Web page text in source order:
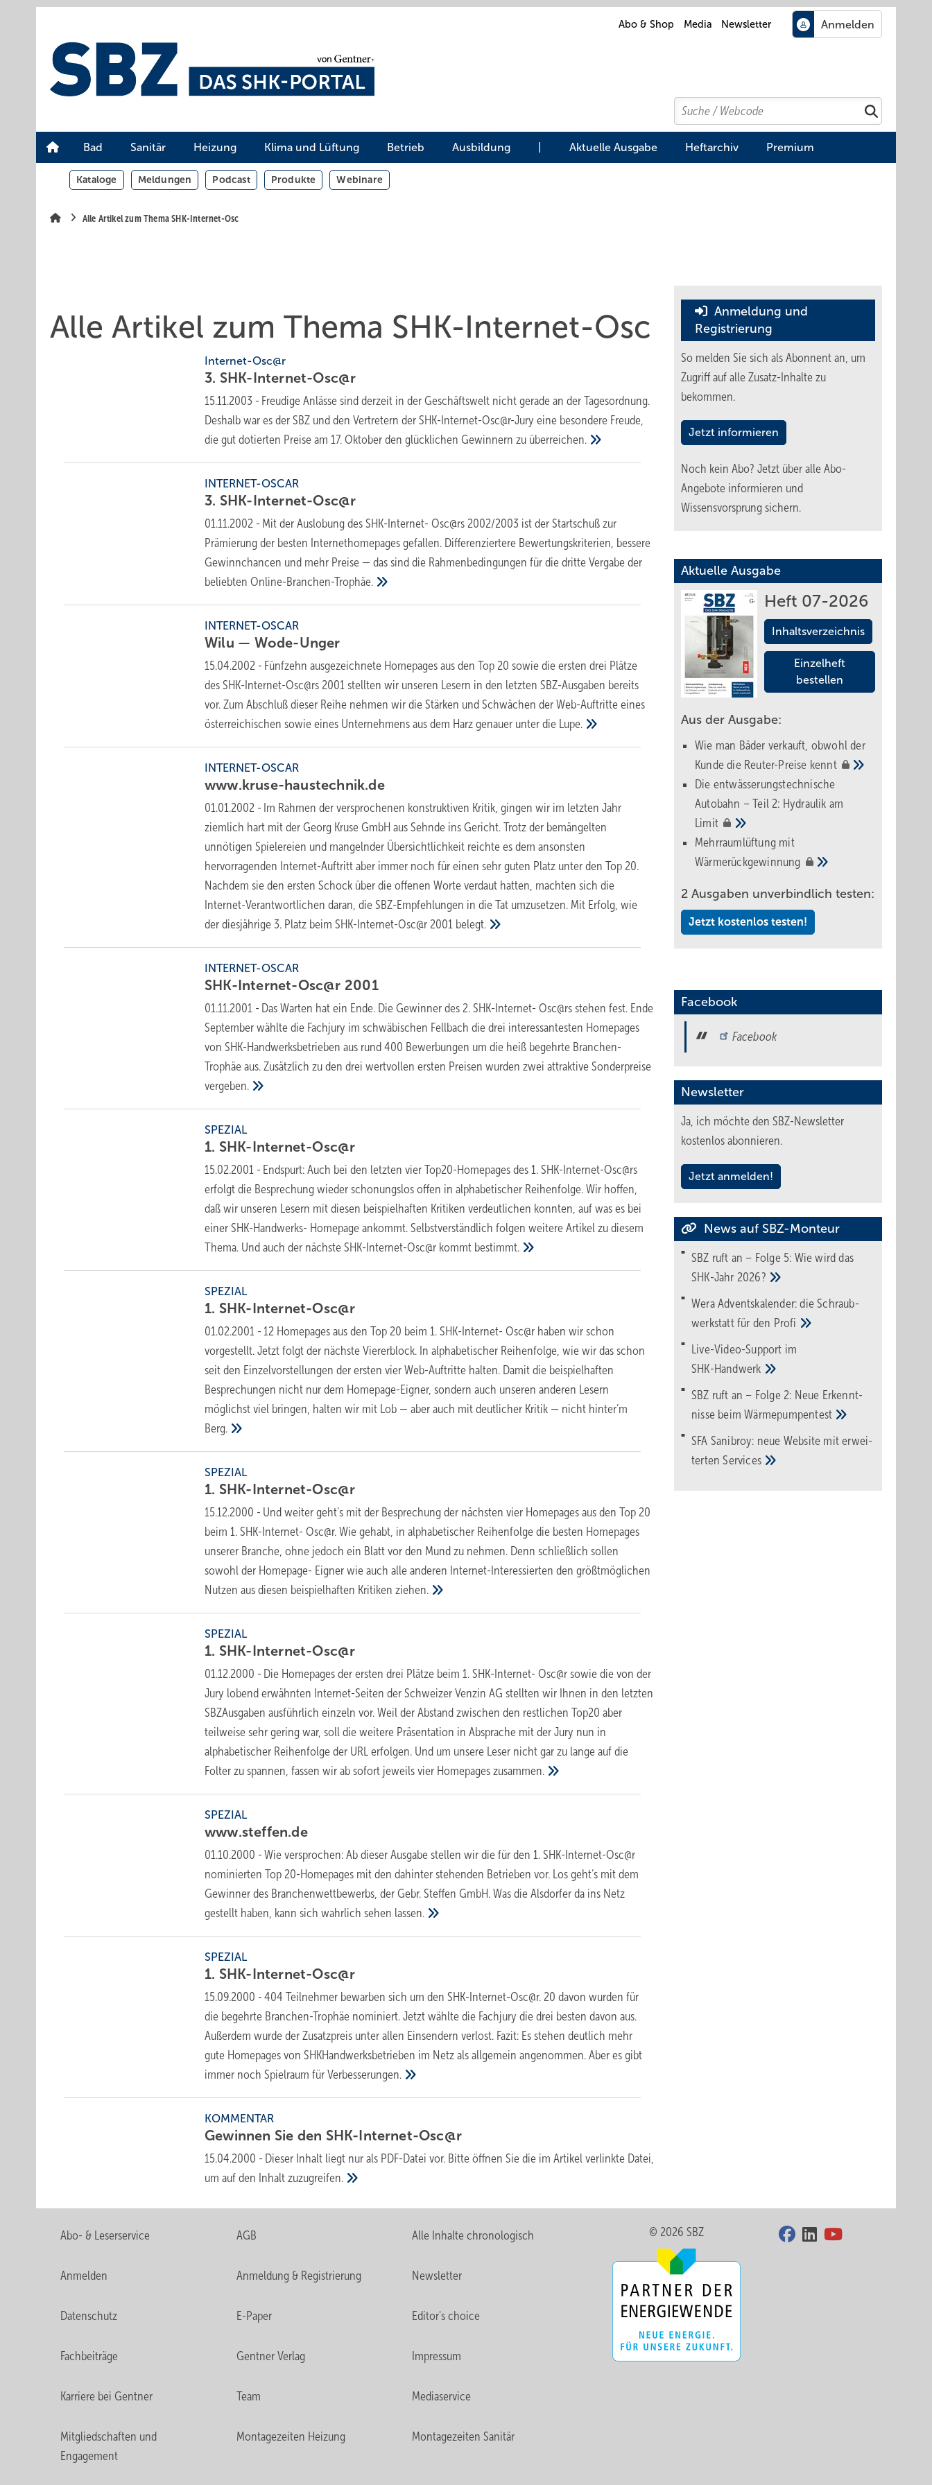
Abo & Shop Media Newsletter
Search
Suchen
Bad Sanitär Heizung Klima und Lüftung Betrieb Ausbildung Aktuelle Ausgabe Heftarchiv Premium
Kataloge Meldungen Podcast Produkte Webinare
Alle Artikel zum Thema SHK-Internet-Osc
Alle Artikel zum Thema SHK-Internet-Osc
Internet-Osc@r
3. SHK-Internet-Osc@r
15.11.2003 - Freudige Anlässe sind derzeit in der Geschäftswelt nicht gerade an der Tagesordnung.
Deshalb war es der SBZ und den Vertretern der SHK-Internet-Osc@r-Jury eine besondere Freude,
die gut dotierten Preise am 17. Oktober den glücklichen Gewinnern zu überreichen.
INTERNET-OSCAR
3. SHK-Internet-Osc@r
01.11.2002 - Mit der Auslobung des SHK-Internet- Osc@rs 2002/2003 ist der Startschuß zur
Prämierung der besten Internethomepages gefallen. Differenziertere Bewertungskriterien, bessere
Gewinnchancen und mehr Preise — das sind die Rahmenbedingungen für die dritte Vergabe der
beliebtenOnline-Branchen-Trophäe.
INTERNET-OSCAR
Wilu — Wode-Unger
15.04.2002 - Fünfzehn ausgezeichnete Homepages aus den Top 20 sowie die ersten drei Plätze
des SHK-Internet-Osc@rs 2001 stellten wir unseren Lesern in den letzten SBZ-Ausgaben bereits
vor. Zum Abschluß dieser Reihe nehmen wir die Stärken und Schwächen der Web-Auftritte eines
österreichischen sowie eines Unternehmens aus dem Harz genauer unter die Lupe.
INTERNET-OSCAR
www.kruse-haustechnik.de
01.01.2002 - Im Rahmen der versprochenen konstruktiven Kritik, gingen wir im letzten Jahr
ziemlich hart mit der Georg Kruse GmbH aus Sehnde ins Gericht. Trotz der bemängelten
unnötigen Spielereien und mangelnder Übersichtlichkeit reichte es dem ansonsten
hervorragenden Internet-Auftritt aber immer noch für einen sehr guten Platz unter den Top 20.
Nachdem sie den ersten Schock über die offenen Worte verdaut hatten, machten sich die
Internet-Verantwortlichen daran, die SBZ-Empfehlungen in die Tat umzusetzen. Mit Erfolg, wie
der diesjährige 3. Platz beim SHK-Internet-Osc@r 2001 belegt.
INTERNET-OSCAR
SHK-Internet-Osc@r 2001
01.11.2001 - Das Warten hat ein Ende. Die Gewinner des 2. SHK-Internet- Osc@rs stehen fest. Ende
September wählte die Fachjury im schwäbischen Fellbach die drei interessantesten Homepages
von SHK-Handwerksbetrieben aus rund 400 Bewerbungen um die heiß begehrte Branchen-
Trophäe aus. Zusätzlich zu den drei wertvollen ersten Preisen wurden zwei attraktive Sonderpreise
vergeben.
SPEZIAL
1. SHK-Internet-Osc@r
15.02.2001 - Endspurt: Auch bei den letzten vier Top20-Homepages des 1. SHK-Internet-Osc@rs
erfolgt die Besprechung wieder schonungslos offen in alphabetischer Reihenfolge. Wir hoffen,
daß wir unseren Lesern mit diesen beispielhaften Kritiken verdeutlichen konnten, auf was es bei
einer SHK-Handwerks- Homepage ankommt. Selbstverständlich folgen weitere Artikel zu diesem
Thema. Und auch der nächste SHK-Internet-Osc@r kommt bestimmt.
SPEZIAL
1. SHK-Internet-Osc@r
01.02.2001 - 12 Homepages aus den Top 20 beim 1. SHK-Internet- Osc@r haben wir schon
vorgestellt. Jetzt folgt der nächste Viererblock. In alphabetischer Reihenfolge, wie wir das schon
seit den Einzelvorstellungen der ersten vier Web-Auftritte halten. Damit die beispielhaften
Besprechungen nicht nur dem Homepage-Eigner, sondern auch unseren anderen Lesern
möglichst viel bringen, halten wir mit Lob — aber auch mit deutlicher Kritik — nicht hinter’m
Berg.
SPEZIAL
1. SHK-Internet-Osc@r
15.12.2000 - Und weiter geht’s mit der Besprechung der nächsten vier Homepages aus den Top 20
beim 1. SHK-Internet- Osc@r. Wie gehabt, in alphabetischer Reihenfolge die besten Homepages
unserer Branche, ohne jedoch ein Blatt vor den Mund zu nehmen. Denn schließlich sollen
sowohl der Homepage- Eigner wie auch alle anderen Internet-Interessierten den größtmöglichen
Nutzen aus diesen beispielhaften Kritikenziehen.
SPEZIAL
1. SHK-Internet-Osc@r
01.12.2000 - Die Homepages der ersten drei Plätze beim 1. SHK-Internet- Osc@r sowie die von der
Jury lobend erwähnten Internet-Seiten der Schweizer Venzin AG stellten wir Ihnen in den letzten
SBZAusgaben ausführlich einzeln vor. Weil der Abstand zwischen den restlichen Top20 aber
teilweise sehr gering war, soll die weitere Präsentation in Absprache mit der Jury nun in
alphabetischer Reihenfolge der URL erfolgen. Und um unsere Leser nicht gar zu lange auf die
Folter zu spannen, fassen wir ab sofort jeweils vier Homepageszusammen.
SPEZIAL
www.steffen.de
01.10.2000 - Wie versprochen: Ab dieser Ausgabe stellen wir die für den 1. SHK-Internet-Osc@r
nominierten Top 20-Homepages mit den dahinter stehenden Betrieben vor. Los geht’s mit dem
Gewinner des Branchenwettbewerbs, der Gebr. Steffen GmbH. Was die Alsdorfer da ins Netz
gestellt haben, kann sich wahrlich sehen lassen.
SPEZIAL
1. SHK-Internet-Osc@r
15.09.2000 - 404 Teilnehmer bewarben sich um den SHK-Internet-Osc@r. 20 davon wurden für
die begehrte Branchen-Trophäe nominiert. Jetzt wählte die Fachjury die drei besten davon aus.
Außerdem wurde der Zusatzpreis unter allen Einsendern verlost. Fazit: Es stehen deutlich mehr
gute Homepages von SHKHandwerksbetrieben im Netz als allgemein angenommen. Aber es gibt
immer noch Spielraum fürVerbesserungen.
KOMMENTAR
Gewinnen Sie den SHK-Internet-Osc@r
15.04.2000 - Dieser Inhalt liegt nur als PDF-Datei vor. Bitte öffnen Sie die im Artikel verlinkte Datei,
um auf den Inhaltzuzugreifen.
Anmeldung und
Registrierung
So melden Sie sich als Abonnent an, um
Zugriff auf alle Zusatz-Inhalte zu
bekommen.
Jetzt informieren
Noch kein Abo? Jetzt über alle Abo-
Angebote informieren und
Wissensvorsprung sichern.
Aktuelle Ausgabe
Heft 07-2026
Inhaltsverzeichnis
Einzelheft
bestellen
Aus der Ausgabe:
Wie man Bäder verkauft, obwohl der
Kunde die Reuter-Preise kennt
Die entwässerungstechnische
Autobahn – Teil 2: Hydraulik am
Limit
Mehrraumlüftung mit
Wärmerückgewinnung
2 Ausgaben unverbindlich testen:
Jetzt kostenlos testen!
Facebook
Facebook
Newsletter
Ja, ich möchte den SBZ-Newsletter
kostenlos abonnieren.
Jetzt anmelden!
News auf SBZ-Monteur
SBZ ruft an – Folge 5: Wie wird das
SHK-Jahr 2026?
Wera Adventskalender: die Schraub­
werk­statt für den Pro­fi
Live-Video-Support im
SHK-Handwerk
SBZ ruft an – Folge 2: Neue Erkennt­
nisse beimWärme­pumpen­test
SFA Sanibroy: neue Web­site mit erwei­
tertenServices
Abo- & Leserservice AGB Alle Inhalte chronologisch
Anmelden Anmeldung & Registrierung Newsletter
Datenschutz E-Paper Editor's choice
Fachbeiträge Gentner Verlag Impressum
Karriere bei Gentner Team Mediaservice
Mitgliedschaften und
Engagement
Montagezeiten Heizung Montagezeiten Sanitär
© 2026 SBZ